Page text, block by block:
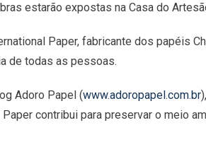
estarão expostas na Casa do
Paper, fabricante dos papéis
de todas as pessoas.
Adoro Papel (www.adoropapel.com.br
contribui para preservar o meio